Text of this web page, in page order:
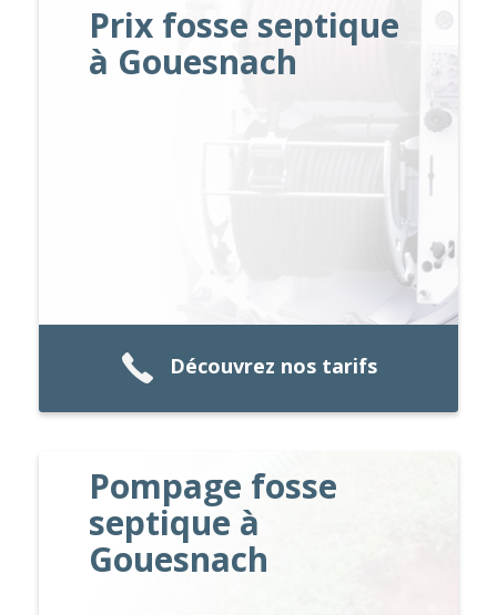
Prix fosse septique
à Gouesnach
Découvrez nos tarifs
Pompage fosse
septique à
Gouesnach